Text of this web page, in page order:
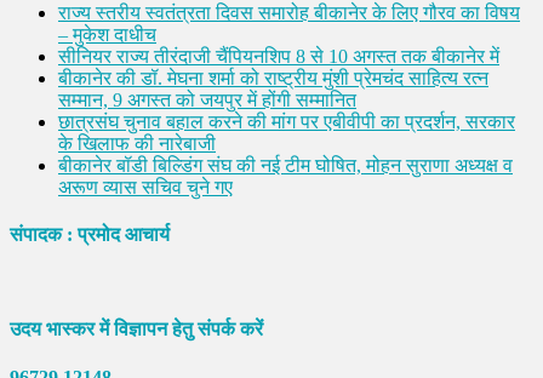
राज्य स्तरीय स्वतंत्रता दिवस समारोह बीकानेर के लिए गौरव का विषय
– मुकेश दाधीच
सीनियर राज्य तीरंदाजी चैंपियनशिप 8 से 10 अगस्त तक बीकानेर में
बीकानेर की डॉ. मेघना शर्मा को राष्ट्रीय मुंशी प्रेमचंद साहित्य रत्न
सम्मान, 9 अगस्त को जयपुर में होंगी सम्मानित
छात्रसंघ चुनाव बहाल करने की मांग पर एबीवीपी का प्रदर्शन, सरकार
के खिलाफ की नारेबाजी
बीकानेर बॉडी बिल्डिंग संघ की नई टीम घोषित, मोहन सुराणा अध्यक्ष व
अरूण व्यास सचिव चुने गए
संपादक : प्रमोद आचार्य
उदय भास्कर में विज्ञापन हेतु संपर्क करें